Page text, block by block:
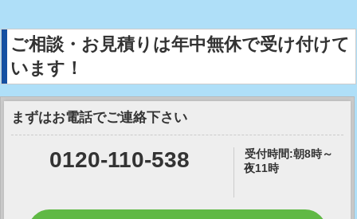
ご相談・お見積りは年中無休で受け付けて
います！
まずはお電話でご連絡下さい
0120-110-538
受付時間:朝8時～
夜11時